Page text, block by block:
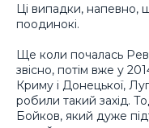
Ці випадки, напевно,
поодинокі.
Ще коли почалась
звісно, потім вже у
Криму і Донецької,
робили такий захід.
Бойков, який дуже